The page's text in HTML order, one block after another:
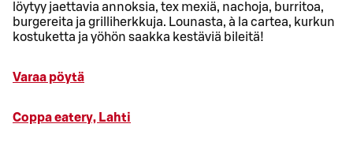
löytyy jaettavia annoksia, tex mexiä, nachoja, burritoa,
burgereita ja grilliherkkuja. Lounasta, à la cartea, kurkun
kostuketta ja yöhön saakka kestäviä bileitä!
Varaa pöytä
Coppa eatery, Lahti